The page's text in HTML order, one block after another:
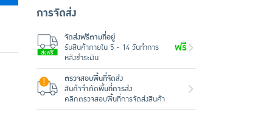
การจัดส่ง
จัดส่งฟรีตามที่อยู่
รับสินค้าภายใน 5 - 14 วันทำการ
หลังชำระเงิน
ฟรี
ตรวจสอบพื้นที่จัดส่ง
สินค้าจำกัดพื้นที่การส่ง
คลิกตรวจสอบพื้นที่การจัดส่งสินค้า